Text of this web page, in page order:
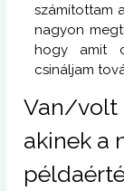
számítottam
nagyon
hogy amit
csináljam
Van/volt
akinek a